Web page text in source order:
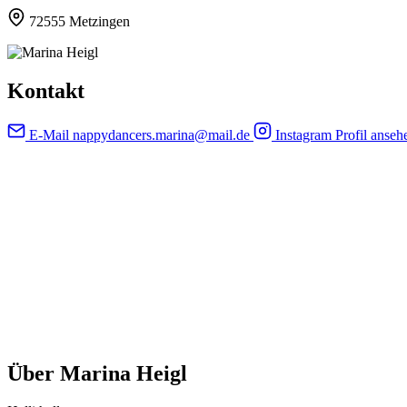
72555 Metzingen
Kontakt
E-Mail nappydancers.marina@mail.de Instagram Profil
Über Marina Heigl